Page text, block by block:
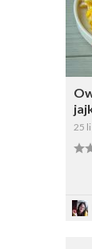
25